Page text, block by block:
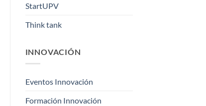
StartUPV
Think tank
INNOVACIÓN
Eventos Innovación
Formación Innovación